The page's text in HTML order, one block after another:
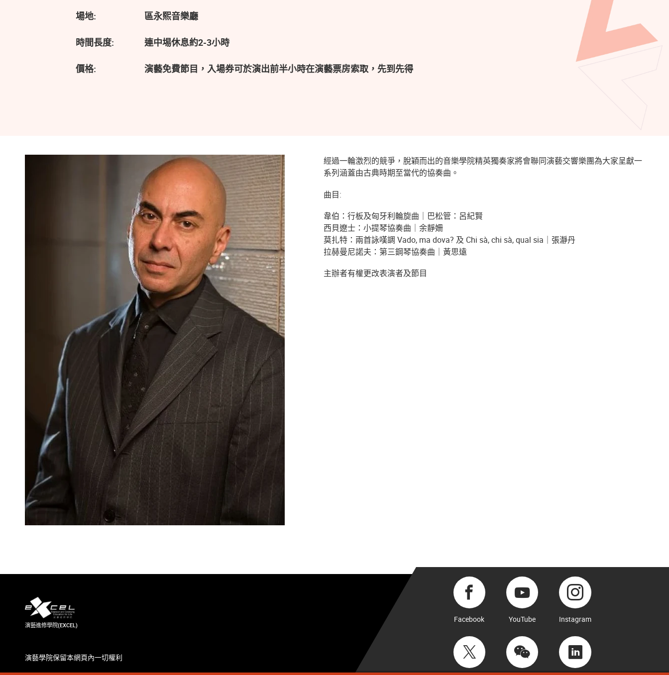
場地: 區永熙音樂廳
時間長度: 連中埸休息約2-3小時
價格: 演藝免費節目，入場券可於演出前半小時在演藝票房索取，先到先得
經過一輪激烈的競爭，脫穎而出的音樂學院精英獨奏家將會聯同演藝交響樂團為大家呈獻一
系列涵蓋由古典時期至當代的協奏曲。
曲目:
韋伯：行板及匈牙利輪旋曲｜巴松管：呂紀賢
西貝遼士：小提琴協奏曲｜余靜姍
莫扎特：兩首詠嘆調 Vado, ma dova? 及 Chi sà, chi sà, qual sia｜張瀞丹
拉赫曼尼諾夫：第三鋼琴協奏曲｜黃思遠
主辦者有權更改表演者及節目
演藝進修學院(EXCEL)
演藝學院保留本網頁內一切權利
Facebook YouTube Instagram